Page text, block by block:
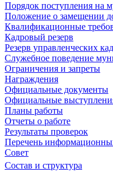
Порядок поступления на
Положение о замещении
Квалификационные
Кадровый резерв
Резерв управленческих
Служебное поведение
Ограничения и запреты
Награждения
Официальные документы
Официальные
Планы работы
Отчеты о работе
Результаты проверок
Перечень
Совет
Состав и структура